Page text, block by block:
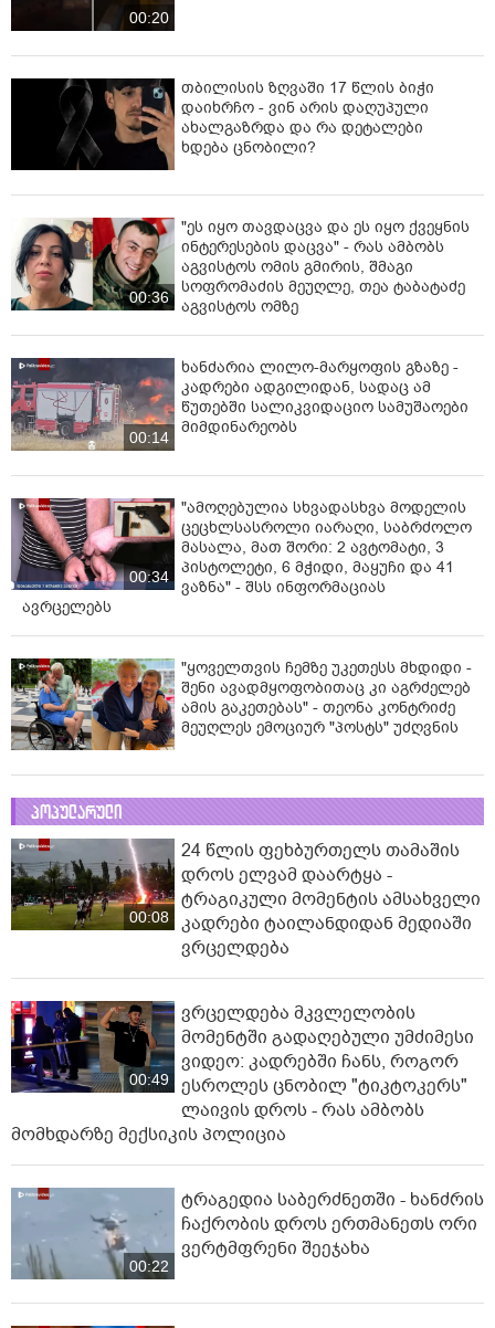
00:20
თბილისის ზღვაში 17 წლის ბიჭი
დაიხრჩო - ვინ არის დაღუპული
ახალგაზრდა და რა დეტალები
ხდება ცნობილი?
00:36
"ეს იყო თავდაცვა და ეს იყო ქვეყნის
ინტერესების დაცვა" - რას ამბობს
აგვისტოს ომის გმირის, შმაგი
სოფრომაძის მეუღლე, თეა ტაბატაძე
აგვისტოს ომზე
00:14
ხანძარია ლილო-მარყოფის გზაზე -
კადრები ადგილიდან, სადაც ამ
წუთებში სალიკვიდაციო სამუშაოები
მიმდინარეობს
00:34
"ამოღებულია სხვადასხვა მოდელის
ცეცხლსასროლი იარაღი, საბრძოლო
მასალა, მათ შორი: 2 ავტომატი, 3
პისტოლეტი, 6 მჭიდი, მაყუჩი და 41
ვაზნა" - შსს ინფორმაციას
ავრცელებს
"ყოველთვის ჩემზე უკეთესს მხდიდი -
შენი ავადმყოფობითაც კი აგრძელებ
ამის გაკეთებას" - თეონა კონტრიძე
მეუღლეს ემოციურ "პოსტს" უძღვნის
პოპულარული
00:08
24 წლის ფეხბურთელს თამაშის
დროს ელვამ დაარტყა -
ტრაგიკული მომენტის ამსახველი
კადრები ტაილანდიდან მედიაში
ვრცელდება
00:49
ვრცელდება მკვლელობის
მომენტში გადაღებული უმძიმესი
ვიდეო: კადრებში ჩანს, როგორ
ესროლეს ცნობილ "ტიკტოკერს"
ლაივის დროს - რას ამბობს
მომხდარზე მექსიკის პოლიცია
00:22
ტრაგედია საბერძნეთში - ხანძრის
ჩაქრობის დროს ერთმანეთს ორი
ვერტმფრენი შეეჯახა